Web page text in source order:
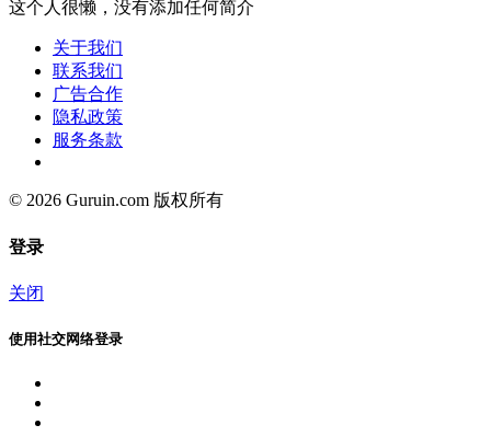
这个人很懒，没有添加任何简介
关于我们
联系我们
广告合作
隐私政策
服务条款
© 2026 Guruin.com 版权所有
登录
关闭
使用社交网络登录